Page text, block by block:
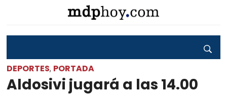
DEPORTES, PORTADA
Aldosivi jugará a las 14.00